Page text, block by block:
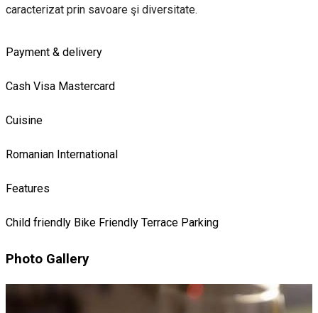
caracterizat prin savoare şi diversitate.
Payment & delivery
Cash Visa Mastercard
Cuisine
Romanian International
Features
Child friendly Bike Friendly Terrace Parking
Photo Gallery